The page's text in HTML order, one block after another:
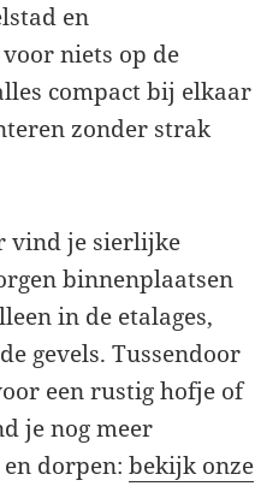
en
niets op de
compact bij elkaar
zonder strak
vind je sierlijke
binnenplaatsen
in de etalages,
gevels. Tussendoor
een rustig hofje of
je nog meer
en dorpen:bekijk onze